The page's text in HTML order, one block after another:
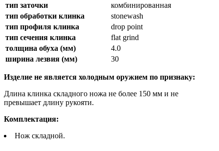
тип заточки
комбинированная
тип обработки клинка
stonewash
тип профиля клинка
drop point
тип сечения клинка
flat grind
толщина обуха (мм)
4.0
ширина лезвия (мм)
30
Изделие не является холодным оружием по признаку:
Длина клинка складного ножа не более 150 мм и не
превышает длину рукояти.
Комплектация:
Нож складной.